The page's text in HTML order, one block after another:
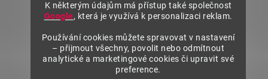
K některým údajům má přístup také společnost
Google, která je využívá k personalizaci reklam.
Používání cookies můžete spravovat v nastavení
– přijmout všechny, povolit nebo odmítnout
analytické a marketingové cookies či upravit své
preference.